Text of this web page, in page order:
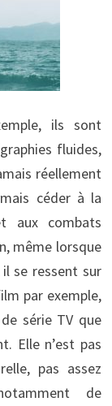
ils sont
fluides,
réellement
céder à la
aux combats
même lorsque
se ressent sur
par exemple,
série TV que
Elle n’est pas
pas assez
de